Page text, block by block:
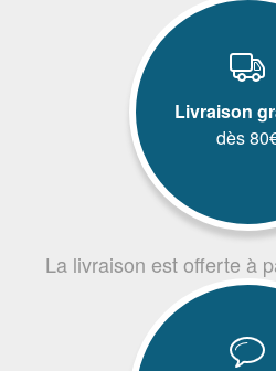
Livraison
dès
La livraison est offerte à